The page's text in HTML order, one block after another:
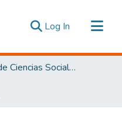
Log In (current)
Facultad de Ciencias Sociales y Humanas